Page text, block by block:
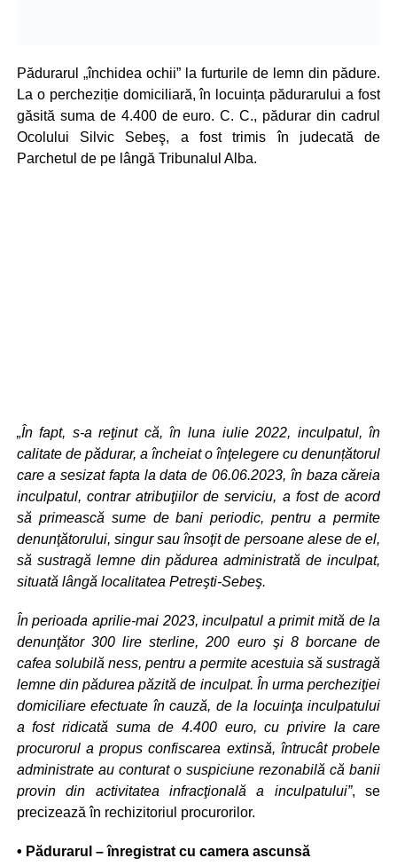
Pădurarul „închidea ochii” la furturile de lemn din pădure.
La o percheziție domiciliară, în locuința pădurarului a fost
găsită suma de 4.400 de euro. C. C., pădurar din cadrul
Ocolului Silvic Sebeş, a fost trimis în judecată de
Parchetul de pe lângă Tribunalul Alba.
„În fapt, s-a reţinut că, în luna iulie 2022, inculpatul, în
calitate de pădurar, a încheiat o înţelegere cu denunțătorul
care a sesizat fapta la data de 06.06.2023, în baza căreia
inculpatul, contrar atribuţiilor de serviciu, a fost de acord
să primească sume de bani periodic, pentru a permite
denunţătorului, singur sau însoţit de persoane alese de el,
să sustragă lemne din pădurea administrată de inculpat,
situată lângă localitatea Petreşti-Sebeş.
În perioada aprilie-mai 2023, inculpatul a primit mită de la
denunţător 300 lire sterline, 200 euro şi 8 borcane de
cafea solubilă ness, pentru a permite acestuia să sustragă
lemne din pădurea păzită de inculpat. În urma percheziţiei
domiciliare efectuate în cauză, de la locuinţa inculpatului
a fost ridicată suma de 4.400 euro, cu privire la care
procurorul a propus confiscarea extinsă, întrucât probele
administrate au conturat o suspiciune rezonabilă că banii
provin din activitatea infracţională a inculpatului”, se
precizează în rechizitoriul procurorilor.
• Pădurarul – înregistrat cu camera ascunsă